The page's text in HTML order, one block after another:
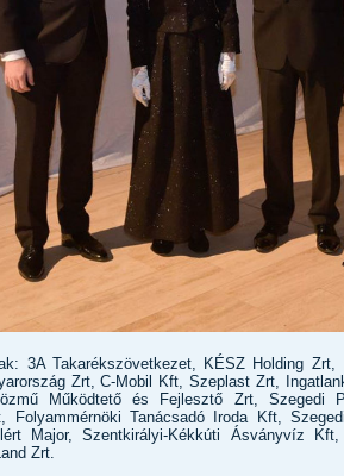
3A Takarékszövetkezet, KÉSZ Holding Zrt,
Zrt, C-Mobil Kft, Szeplast Zrt,
Működtető és Fejlesztő Zrt, Szegedi
Folyammérnöki Tanácsadó Iroda Kft,
Major, Szentkirályi-Kékkúti Ásványvíz
Zrt.